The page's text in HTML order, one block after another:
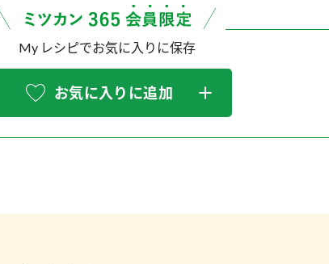
My レシピでお気に入りに保存
お気に入りに追加